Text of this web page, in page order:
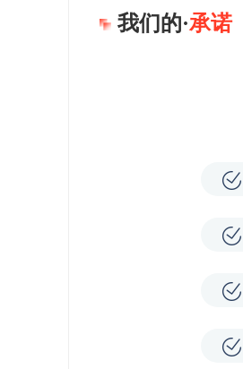
我们的·承诺